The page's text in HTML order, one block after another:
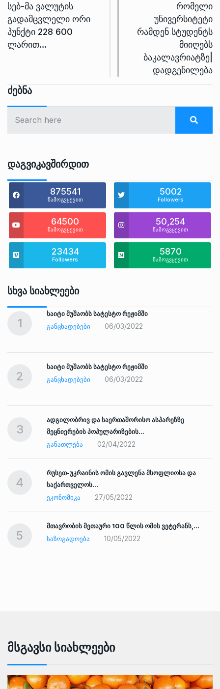
სებ-მა ვალუტის
გადამცვლელი ორი
პუნქტი 228 600
ლარით…
რომელი
უნივერსიტეტი
რამდენ სტუდენტს
მიიღებს
ბაკალავრიატზე|
დადგენილება
Ძებნა
Დაგვიკავშირდით
875541
წამოგვყევით
5002
Followers
64500
წამოგვყევით
50,254
წამოგვყევით
23434
Followers
5870
წამოგვყევით
Სხვა Სიახლეები
1
საიტი მუშაობს სატესტო რეჟიმში
ᲒᲐᲜᲪᲮᲐᲓᲔᲑᲔᲑᲘ
06/03/2022
2
საიტი მუშაობს სატესტო რეჟიმში
ᲒᲐᲜᲪᲮᲐᲓᲔᲑᲔᲑᲘ
06/03/2022
3
ადგილობრივ და საერთაშორისო ასპარეზზე
მეცნიერების პოპულარიზების…
ᲒᲐᲜᲐᲗᲚᲔᲑᲐ
02/04/2022
4
რუსეთ-უკრაინის ომის გავლენა მსოფლიოსა და
საქართველოს…
ᲔᲙᲝᲜᲝᲛᲘᲙᲐ
27/05/2022
5
მთავრობის მეთაური 100 წლის ომის ვეტერანს,…
ᲡᲐᲖᲝᲒᲐᲓᲝᲔᲑᲐ
10/05/2022
Მსგავსი Სიახლეები